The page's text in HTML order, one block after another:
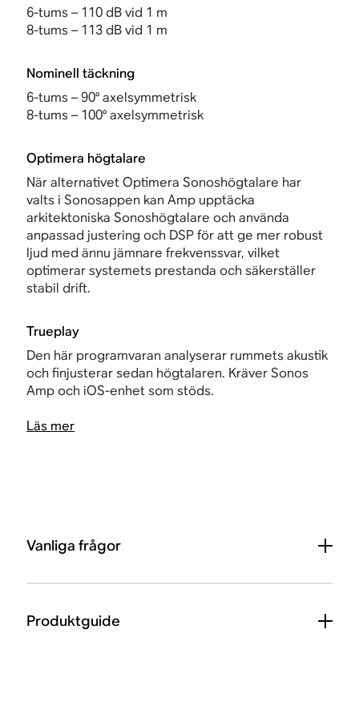
6-tums – 110 dB vid 1 m
8-tums – 113 dB vid 1 m
Nominell täckning
6-tums – 90° axelsymmetrisk
8-tums – 100° axelsymmetrisk
Optimera högtalare
När alternativetOptimera Sonoshögtalare har
valts i Sonosappen kan Amp upptäcka
arkitektoniska Sonoshögtalare och använda
anpassad justering och DSP för att ge mer robust
ljud med ännu jämnare frekvenssvar, vilket
optimerar systemets prestanda och säkerställer
stabil drift.
Trueplay
Den här programvaran analyserar rummets akustik
och finjusterar sedan högtalaren. Kräver Sonos
Amp och iOS-enhet som stöds.
Läs mer
Vanliga frågor
Produktguide